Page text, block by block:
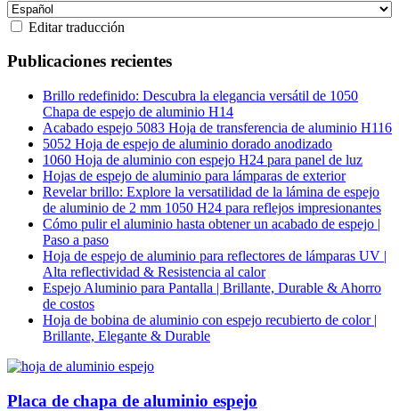
Editar traducción
Publicaciones recientes
Brillo redefinido: Descubra la elegancia versátil de 1050
Chapa de espejo de aluminio H14
Acabado espejo 5083 Hoja de transferencia de aluminio H116
5052 Hoja de espejo de aluminio dorado anodizado
1060 Hoja de aluminio con espejo H24 para panel de luz
Hojas de espejo de aluminio para lámparas de exterior
Revelar brillo: Explore la versatilidad de la lámina de espejo
de aluminio de 2 mm 1050 H24 para reflejos impresionantes
Cómo pulir el aluminio hasta obtener un acabado de espejo |
Paso a paso
Hoja de espejo de aluminio para reflectores de lámparas UV |
Alta reflectividad & Resistencia al calor
Espejo Aluminio para Pantalla | Brillante, Durable & Ahorro
de costos
Hoja de bobina de aluminio con espejo recubierto de color |
Brillante, Elegante & Durable
Placa de chapa de aluminio espejo